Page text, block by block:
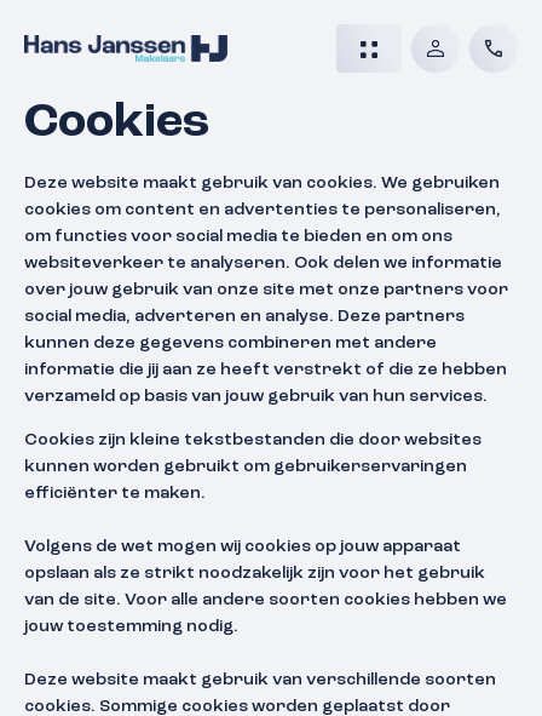
Cookies
Deze website maakt gebruik van cookies. We gebruiken
cookies om content en advertenties te personaliseren,
om functies voor social media te bieden en om ons
websiteverkeer te analyseren. Ook delen we informatie
over jouw gebruik van onze site met onze partners voor
social media, adverteren en analyse. Deze partners
kunnen deze gegevens combineren met andere
informatie die jij aan ze heeft verstrekt of die ze hebben
verzameld op basis van jouw gebruik van hun services.
Cookies zijn kleine tekstbestanden die door websites
kunnen worden gebruikt om gebruikerservaringen
efficiënter te maken.
Volgens de wet mogen wij cookies op jouw apparaat
opslaan als ze strikt noodzakelijk zijn voor het gebruik
van de site. Voor alle andere soorten cookies hebben we
jouw toestemming nodig.
Deze website maakt gebruik van verschillende soorten
cookies. Sommige cookies worden geplaatst door